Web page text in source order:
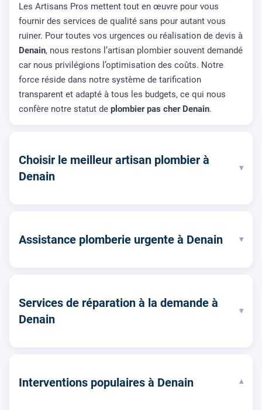
Les Artisans Pros mettent tout en œuvre pour vous
fournir des services de qualité sans pour autant vous
ruiner. Pour toutes vos urgences ou réalisation de devis à
Denain, nous restons l’artisan plombier souvent demandé
car nous privilégions l’optimisation des coûts. Notre
force réside dans notre système de tarification
transparent et adapté à tous les budgets, ce qui nous
confère notre statut de plombier pas cher Denain.
Choisir le meilleur artisan plombier à
Denain
▾
Assistance plomberie urgente à Denain ▾
Services de réparation à la demande à
Denain
▾
Interventions populaires à Denain ▾